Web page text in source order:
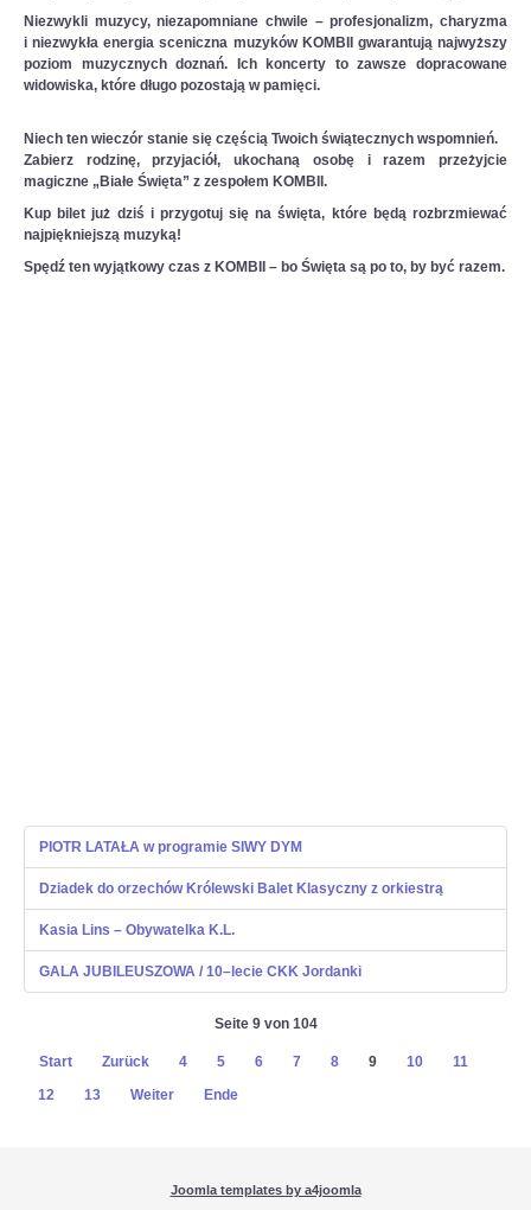
Niezwykli muzycy, niezapomniane chwile – profesjonalizm, charyzma
i niezwykła energia sceniczna muzyków KOMBII gwarantują najwyższy
poziom muzycznych doznań. Ich koncerty to zawsze dopracowane
widowiska, które długo pozostają w pamięci.
Niech ten wieczór stanie się częścią Twoich świątecznych wspomnień.
Zabierz rodzinę, przyjaciół, ukochaną osobę i razem przeżyjcie
magiczne „Białe Święta” z zespołem KOMBII.
Kup bilet już dziś i przygotuj się na święta, które będą rozbrzmiewać
najpiękniejszą muzyką!
Spędź ten wyjątkowy czas z KOMBII – bo Święta są po to, by być razem.
PIOTR LATAŁA w programie SIWY DYM
Dziadek do orzechów Królewski Balet Klasyczny z orkiestrą
Kasia Lins – Obywatelka K.L.
GALA JUBILEUSZOWA / 10–lecie CKK Jordanki
Seite 9 von 104
Start Zurück 4 5 6 7 8 9 10
11
12
13 Weiter Ende
Joomla templates by a4joomla